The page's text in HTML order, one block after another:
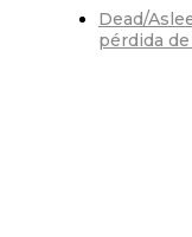
Dead/
pérdida